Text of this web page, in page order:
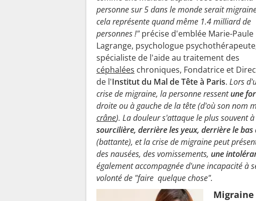
personne sur 5 dans le monde serait
cela représente quand même 1.4 milliard de
personnes !"précise d'emblée Marie-Paule
Lagrange, psychologue
spécialiste de l'aide au traitement des
céphalées chroniques, Fondatrice et
de l'Institut du Mal de Tête à Paris. Lors
crise de migraine, la personne ressentune
droite ou à gauche de la tête (d'où son nom
crâne). La douleur s'attaque le plus souvent
sourcilière, derrière les yeux, derrière le bas
(battante), et la crise de migraine peut
des nausées, des vomissements, une
également accompagnée d'une incapacité à
volonté de "faire quelque chose".
Migraine